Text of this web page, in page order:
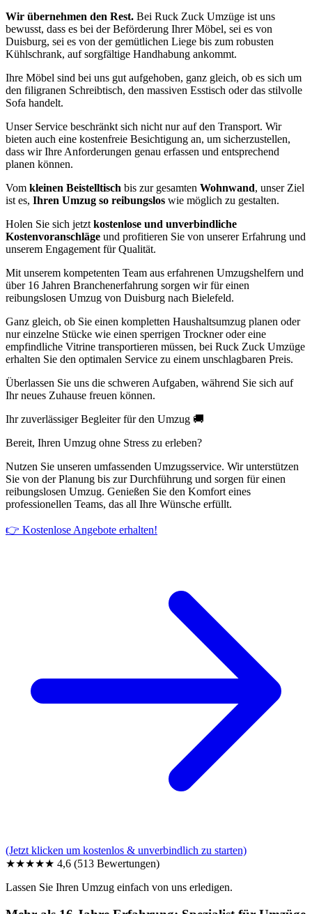
Wir übernehmen den Rest. Bei Ruck Zuck Umzüge ist uns
bewusst, dass es bei der Beförderung Ihrer Möbel, sei es von
Duisburg, sei es von der gemütlichen Liege bis zum robusten
Kühlschrank, auf sorgfältige Handhabung ankommt.
Ihre Möbel sind bei uns gut aufgehoben, ganz gleich, ob es sich um
den filigranen Schreibtisch, den massiven Esstisch oder das stilvolle
Sofa handelt.
Unser Service beschränkt sich nicht nur auf den Transport. Wir
bieten auch eine kostenfreie Besichtigung an, um sicherzustellen,
dass wir Ihre Anforderungen genau erfassen und entsprechend
planen können.
Vom kleinen Beistelltisch bis zur gesamten Wohnwand, unser Ziel
ist es, Ihren Umzug so reibungslos wie möglich zu gestalten.
Holen Sie sich jetzt kostenlose und unverbindliche
Kostenvoranschläge und profitieren Sie von unserer Erfahrung und
unserem Engagement für Qualität.
Mit unserem kompetenten Team aus erfahrenen Umzugshelfern und
über 16 Jahren Branchenerfahrung sorgen wir für einen
reibungslosen Umzug von Duisburg nach Bielefeld.
Ganz gleich, ob Sie einen kompletten Haushaltsumzug planen oder
nur einzelne Stücke wie einen sperrigen Trockner oder eine
empfindliche Vitrine transportieren müssen, bei Ruck Zuck Umzüge
erhalten Sie den optimalen Service zu einem unschlagbaren Preis.
Überlassen Sie uns die schweren Aufgaben, während Sie sich auf
Ihr neues Zuhause freuen können.
Ihr zuverlässiger Begleiter für den Umzug 🚚
Bereit, Ihren Umzug ohne Stress zu erleben?
Nutzen Sie unseren umfassenden Umzugsservice. Wir unterstützen
Sie von der Planung bis zur Durchführung und sorgen für einen
reibungslosen Umzug. Genießen Sie den Komfort eines
professionellen Teams, das all Ihre Wünsche erfüllt.
👉 Kostenlose Angebote erhalten!
(Jetzt klicken um kostenlos & unverbindlich zu starten)
★★★★★ 4,6 (513 Bewertungen)
Lassen Sie Ihren Umzug einfach von uns erledigen.